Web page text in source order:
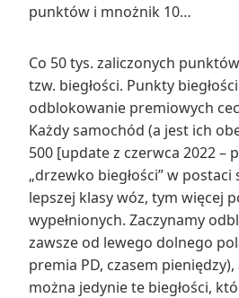
punktów i mnożnik 10…
Co 50 tys. zaliczonych
tzw. biegłości. Punkty
odblokowanie premiowych
Każdy samochód (a jest ich
500 [update z czerwca 2022 –
„drzewko biegłości” w
lepszej klasy wóz, tym więcej
wypełnionych. Zaczynamy
zawsze od lewego dolnego
premia PD, czasem
można jedynie te biegłości,